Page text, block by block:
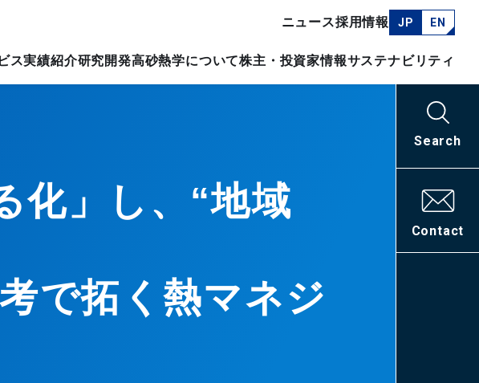
ニュース採用情報 JP EN
ス実績紹介研究開発高砂熱学について株主・投資家情報サステナビリティ
Search
Contact
化」し、“地域
で拓く熱マネジ